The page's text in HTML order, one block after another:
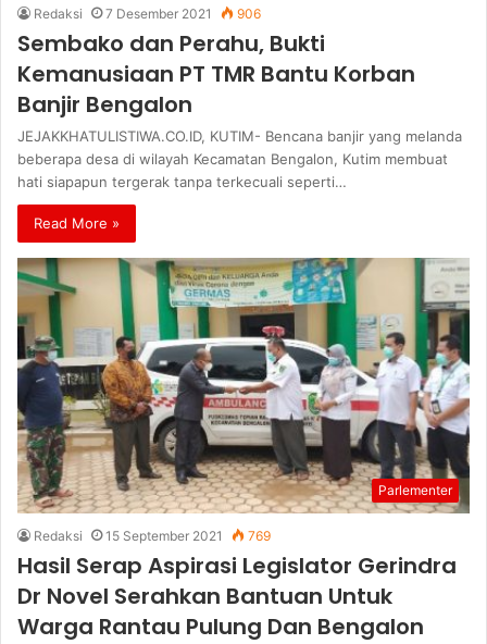
Redaksi 7 Desember 2021 906
Sembako dan Perahu, Bukti
Kemanusiaan PT TMR Bantu Korban
Banjir Bengalon
JEJAKKHATULISTIWA.CO.ID, KUTIM- Bencana banjir yang melanda
beberapa desa di wilayah Kecamatan Bengalon, Kutim membuat
hati siapapun tergerak tanpa terkecuali seperti…
Read More »
Parlementer
Redaksi 15 September 2021 769
Hasil Serap Aspirasi Legislator Gerindra
Dr Novel Serahkan Bantuan Untuk
Warga Rantau Pulung Dan Bengalon